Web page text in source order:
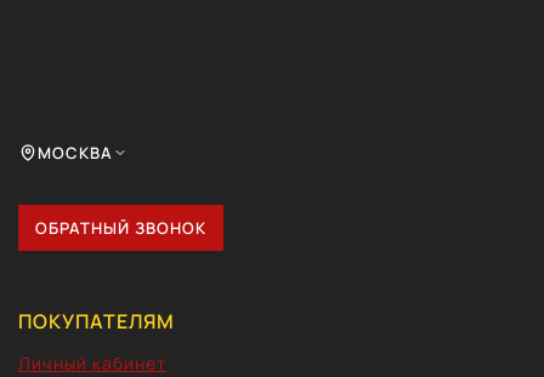
МОСКВА
ОБРАТНЫЙ ЗВОНОК
ПОКУПАТЕЛЯМ
Личный кабинет